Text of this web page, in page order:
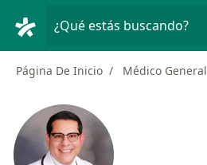
¿Qué estás buscando?
Página De Inicio Médico General